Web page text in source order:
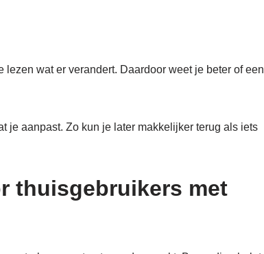
wat er verandert. Daardoor weet je beter of een
je aanpast. Zo kun je later makkelijker terug als iets
thuisgebruikers met